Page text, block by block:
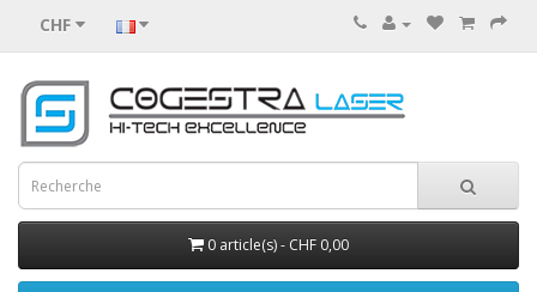
CHF
0 article(s) - CHF 0,00